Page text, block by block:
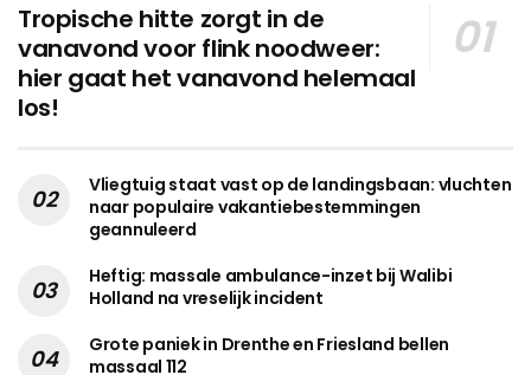
Tropische hitte zorgt in de
vanavond voor flink noodweer:
hier gaat het vanavond helemaal
los!
Vliegtuig staat vast op de landingsbaan: vluchten
naar populaire vakantiebestemmingen
geannuleerd
Heftig: massale ambulance-inzet bij Walibi
Holland na vreselijk incident
Grote paniek in Drenthe en Friesland bellen
massaal 112